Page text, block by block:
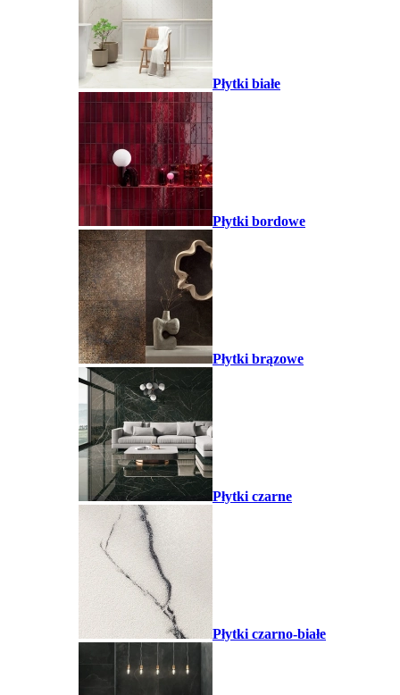
Płytki białe
Płytki bordowe
Płytki brązowe
Płytki czarne
Płytki czarno-białe